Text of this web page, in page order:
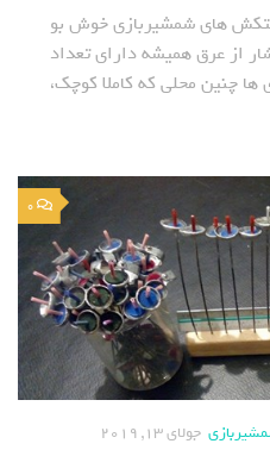
های شمشیربازی خوش بو
عرق همیشه دارای تعداد
چنین محلی که کاملا کوچک،
0
جولای 13, 2019